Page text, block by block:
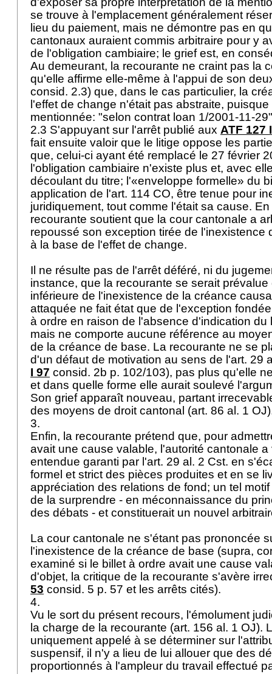
se trouve à l'emplacement généralement
lieu du paiement, mais ne démontre pas en
cantonaux auraient commis arbitraire pour y
de l'obligation cambiaire; le grief est, en
Au demeurant, la recourante ne craint pas la
qu'elle affirme elle-même à l'appui de son
consid. 2.3) que, dans le cas particulier, la
l'effet de change n'était pas abstraite,
mentionnée: "selon contrat loan 1/2001-11-
2.3 S'appuyant sur l'arrêt publié aux ATF 127
fait ensuite valoir que le litige oppose les
que, celui-ci ayant été remplacé le 27 février
l'obligation cambiaire n'existe plus et, avec
découlant du titre; l'«enveloppe formelle» du
application de l'art. 114 CO, être tenue pour
juridiquement, tout comme l'était sa cause.
recourante soutient que la cour cantonale a
repoussé son exception tirée de l'inexistence
à la base de l'effet de change.
Il ne résulte pas de l'arrêt déféré, ni du
instance, que la recourante se serait
inférieure de l'inexistence de la créance
attaquée ne fait état que de l'exception
à ordre en raison de l'absence d'indication du
mais ne comporte aucune référence au
de la créance de base. La recourante ne se
d'un défaut de motivation au sens de l'art. 29
I 97 consid. 2b p. 102/103), pas plus qu'elle
et dans quelle forme elle aurait soulevé
Son grief apparaît nouveau, partant
des moyens de droit cantonal (art. 86 al. 1 OJ
3.
Enfin, la recourante prétend que, pour
avait une cause valable, l'autorité cantonale
entendue garanti par l'art. 29 al. 2 Cst. en
formel et strict des pièces produites et en se
appréciation des relations de fond; un tel
de la surprendre - en méconnaissance du
des débats - et constituerait un nouvel
La cour cantonale ne s'étant pas prononcée
l'inexistence de la créance de base (supra,
examiné si le billet à ordre avait une cause
d'objet, la critique de la recourante s'avère
53 consid. 5 p. 57 et les arrêts cités).
4.
Vu le sort du présent recours, l'émolument
la charge de la recourante (art. 156 al. 1 OJ).
uniquement appelé à se déterminer sur
suspensif, il n'y a lieu de lui allouer que des
proportionnés à l'ampleur du travail effectué